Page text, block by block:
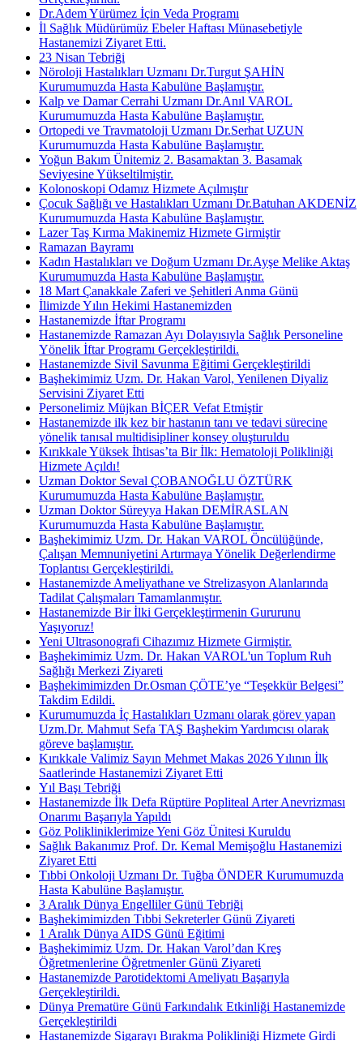
Dr.Adem Yürümez İçin Veda Programı
İl Sağlık Müdürümüz Ebeler Haftası Münasebetiyle
Hastanemizi Ziyaret Etti.
23 Nisan Tebriği
Nöroloji Hastalıkları Uzmanı Dr.Turgut ŞAHİN
Kurumumuzda Hasta Kabulüne Başlamıştır.
Kalp ve Damar Cerrahi Uzmanı Dr.Anıl VAROL
Kurumumuzda Hasta Kabulüne Başlamıştır.
Ortopedi ve Travmatoloji Uzmanı Dr.Serhat UZUN
Kurumumuzda Hasta Kabulüne Başlamıştır.
Yoğun Bakım Ünitemiz 2. Basamaktan 3. Basamak
Seviyesine Yükseltilmiştir.
Kolonoskopi Odamız Hizmete Açılmıştır
Çocuk Sağlığı ve Hastalıkları Uzmanı Dr.Batuhan AKDENİZ
Kurumumuzda Hasta Kabulüne Başlamıştır.
Lazer Taş Kırma Makinemiz Hizmete Girmiştir
Ramazan Bayramı
Kadın Hastalıkları ve Doğum Uzmanı Dr.Ayşe Melike Aktaş
Kurumumuzda Hasta Kabulüne Başlamıştır.
18 Mart Çanakkale Zaferi ve Şehitleri Anma Günü
İlimizde Yılın Hekimi Hastanemizden
Hastanemizde İftar Programı
Hastanemizde Ramazan Ayı Dolayısıyla Sağlık Personeline
Yönelik İftar Programı Gerçekleştirildi.
Hastanemizde Sivil Savunma Eğitimi Gerçekleştirildi
Başhekimimiz Uzm. Dr. Hakan Varol, Yenilenen Diyaliz
Servisini Ziyaret Etti
Personelimiz Müjkan BİÇER Vefat Etmiştir
Hastanemizde ilk kez bir hastanın tanı ve tedavi sürecine
yönelik tanısal multidisipliner konsey oluşturuldu
Kırıkkale Yüksek İhtisas’ta Bir İlk: Hematoloji Polikliniği
Hizmete Açıldı!
Uzman Doktor Seval ÇOBANOĞLU ÖZTÜRK
Kurumumuzda Hasta Kabulüne Başlamıştır.
Uzman Doktor Süreyya Hakan DEMİRASLAN
Kurumumuzda Hasta Kabulüne Başlamıştır.
Başhekimimiz Uzm. Dr. Hakan VAROL Öncülüğünde,
Çalışan Memnuniyetini Artırmaya Yönelik Değerlendirme
Toplantısı Gerçekleştirildi.
Hastanemizde Ameliyathane ve Strelizasyon Alanlarında
Tadilat Çalışmaları Tamamlanmıştır.
Hastanemizde Bir İlki Gerçekleştirmenin Gururunu
Yaşıyoruz!
Yeni Ultrasonografi Cihazımız Hizmete Girmiştir.
Başhekimimiz Uzm. Dr. Hakan VAROL'un Toplum Ruh
Sağlığı Merkezi Ziyareti
Başhekimimizden Dr.Osman ÇÖTE’ye “Teşekkür Belgesi”
Takdim Edildi.
Kurumumuzda İç Hastalıkları Uzmanı olarak görev yapan
Uzm.Dr. Mahmut Sefa TAŞ Başhekim Yardımcısı olarak
göreve başlamıştır.
Kırıkkale Valimiz Sayın Mehmet Makas 2026 Yılının İlk
Saatlerinde Hastanemizi Ziyaret Etti
Yıl Başı Tebriği
Hastanemizde İlk Defa Rüptüre Popliteal Arter Anevrizması
Onarımı Başarıyla Yapıldı
Göz Polikliniklerimize Yeni Göz Ünitesi Kuruldu
Sağlık Bakanımız Prof. Dr. Kemal Memişoğlu Hastanemizi
Ziyaret Etti
Tıbbi Onkoloji Uzmanı Dr. Tuğba ÖNDER Kurumumuzda
Hasta Kabulüne Başlamıştır.
3 Aralık Dünya Engelliler Günü Tebriği
Başhekimimizden Tıbbi Sekreterler Günü Ziyareti
1 Aralık Dünya AIDS Günü Eğitimi
Başhekimimiz Uzm. Dr. Hakan Varol’dan Kreş
Öğretmenlerine Öğretmenler Günü Ziyareti
Hastanemizde Parotidektomi Ameliyatı Başarıyla
Gerçekleştirildi.
Dünya Prematüre Günü Farkındalık Etkinliği Hastanemizde
Gerçekleştirildi
Hastanemizde Sigarayı Bırakma Polikliniği Hizmete Girdi